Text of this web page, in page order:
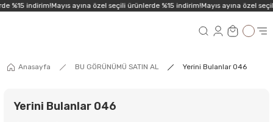
%15 indirim!Mayıs ayına özel seçili ürünlerde %15 indirim!Mayıs ayına özel
Anasayfa BU GÖRÜNÜMÜ SATIN AL Yerini Bulanlar 046
Yerini Bulanlar 046